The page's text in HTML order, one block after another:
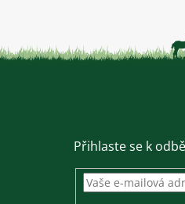
Přihlaste se k